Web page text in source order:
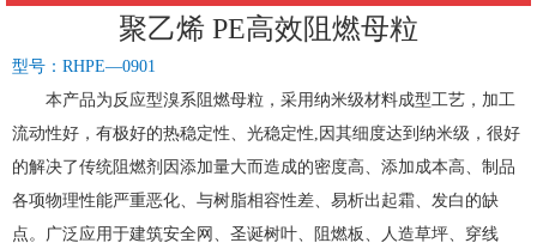
聚乙烯 PE高效阻燃母粒
型号：RHPE—0901
本产品为反应型溴系阻燃母粒，采用纳米级材料成型工艺，加工
流动性好，有极好的热稳定性、光稳定性,因其细度达到纳米级，很好
的解决了传统阻燃剂因添加量大而造成的密度高、添加成本高、制品
各项物理性能严重恶化、与树脂相容性差、易析出起霜、发白的缺
点。广泛应用于建筑安全网、圣诞树叶、阻燃板、人造草坪、穿线